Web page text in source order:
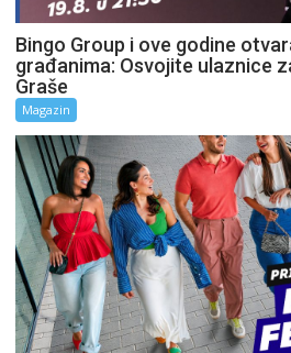
Bingo Group i ove godine
građanima: Osvojite ulaznice
Graše
Magazin